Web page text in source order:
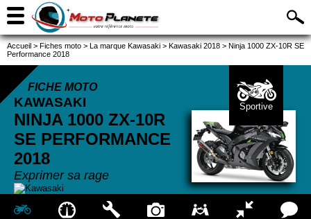
Accueil > Fiches moto > La marque Kawasaki > Kawasaki 2018 > Ninja 1000 ZX-10R SE
Performance 2018
FICHE MOTO
KAWASAKI
NINJA 1000 ZX-10R
SE PERFORMANCE
2018
Exprimer sa rage
Sportive